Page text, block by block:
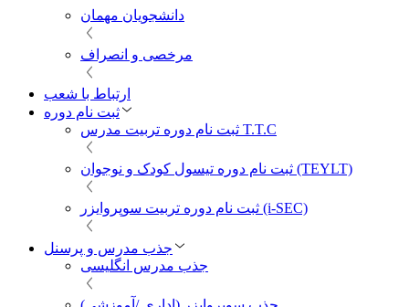
دانشجویان مهمان
مرخصی و انصراف
ارتباط با شعب
ثبت نام دوره
ثبت نام دوره تربیت مدرس T.T.C
ثبت نام دوره تیسول کودک و نوجوان (TEYLT)
ثبت نام دوره تربیت سوپروایزر (i-SEC)
جذب مدرس و پرسنل
جذب مدرس انگلیسی